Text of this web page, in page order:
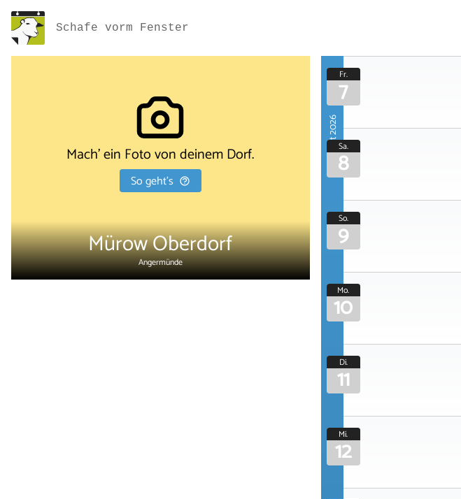
Schafe vorm Fenster
Mach' ein Foto von deinem Dorf.
So geht's
Mürow Oberdorf
Angermünde
August 2026
Fr.
7
Sa.
8
So.
9
Mo.
10
Di.
11
Mi.
12